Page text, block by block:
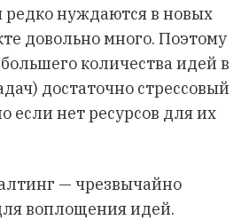
редко нуждаются в новых
довольно много. Поэтому
количества идей в
достаточно стрессовый
если нет ресурсов для их
— чрезвычайно
воплощения идей.